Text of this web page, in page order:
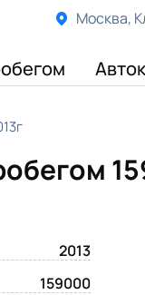
Москва,
2013
159000